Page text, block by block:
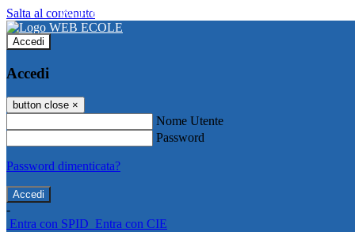
Salta al contenuto
WEB ECOLE
Accedi
Accedi
button close ×
Nome Utente
Password
Password dimenticata?
-
Entra con SPID Entra con CIE